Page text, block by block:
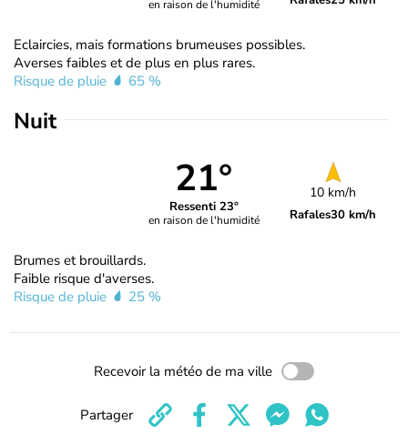
en raison de l'humidité
Eclaircies, mais formations brumeuses possibles.
Averses faibles et de plus en plus rares.
Risque de pluie
65 %
Nuit
21°
Ressenti 23°
en raison de l'humidité
10 km/h
Rafales30 km/h
Brumes et brouillards.
Faible risque d'averses.
Risque de pluie
25 %
Recevoir la météo de ma ville
Partager